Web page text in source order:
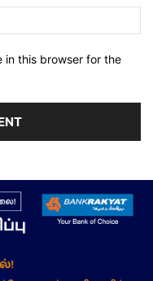
in this browser for the